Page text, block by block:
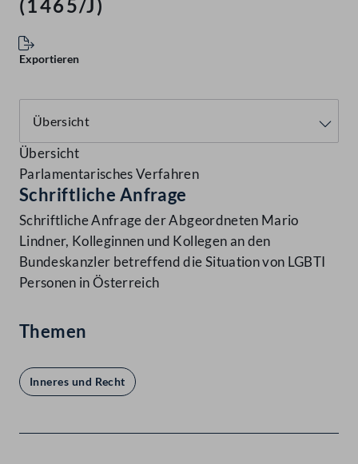
(1465/J)
Exportieren
Übersicht
Parlamentarisches Verfahren
Schriftliche Anfrage
Schriftliche Anfrage der Abgeordneten Mario
Lindner, Kolleginnen und Kollegen an den
Bundeskanzler betreffend die Situation von LGBTI
Personen in Österreich
Themen
Inneres und Recht